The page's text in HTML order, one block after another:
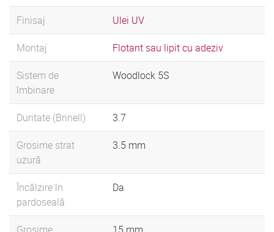
Finisaj Ulei UV
Montaj Flotant sau lipit cu adeziv
Sistem de
îmbinare
Woodlock 5S
Duritate (Brinell) 3.7
Grosime strat
uzură
3.5 mm
Încălzire în
pardoseală
Da